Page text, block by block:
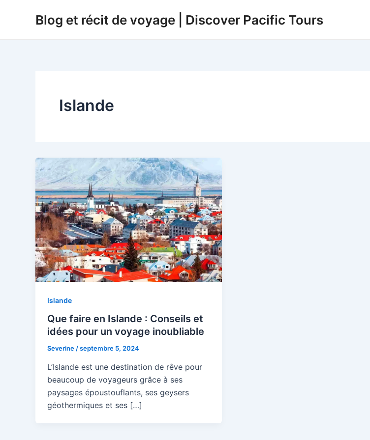
Blog et récit de voyage | Discover Pacific Tours
Islande
Islande
Que faire en Islande : Conseils et
idées pour un voyage inoubliable
Severine/septembre 5, 2024
L’Islande est une destination de rêve pour
beaucoup de voyageurs grâce à ses
paysages époustouflants, ses geysers
géothermiques et ses […]